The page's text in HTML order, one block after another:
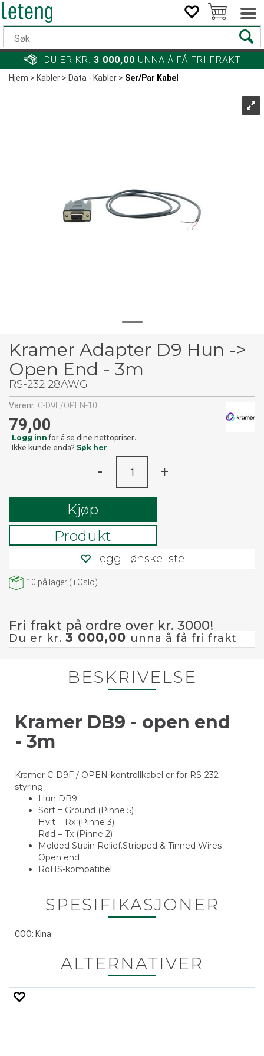
DU ER KR. 3 000,00 UNNA Å FÅ FRI FRAKT
Hjem>Kabler>Data - Kabler>Ser/Par Kabel
Kramer Adapter D9 Hun ->
Open End - 3m
RS-232 28AWG
Varenr: C-D9F/OPEN-10
79,00
Logg inn for å se dine nettopriser.
Ikke kunde enda? Søk her.
- +
Kjøp
Produkt
Legg i ønskeliste
10 på lager ( i Oslo)
Fri frakt på ordre over kr. 3000!
Du er kr. 3 000,00 unna å få fri frakt
BESKRIVELSE
Kramer DB9 - open end
- 3m
Kramer C-D9F / OPEN-kontrollkabel er for RS-232-
styring.
Hun DB9
Sort = Ground (Pinne 5)
Hvit = Rx (Pinne 3)
Rød = Tx (Pinne 2)
Molded Strain Relief.Stripped & Tinned Wires -
Open end
RoHS-kompatibel
SPESIFIKASJONER
COO: Kina
ALTERNATIVER